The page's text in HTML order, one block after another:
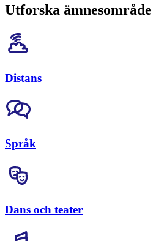
Utforska ämnesområde
Distans
Språk
Dans och teater